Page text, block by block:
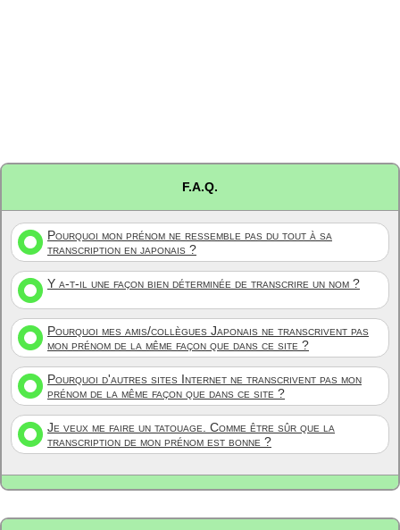
F.A.Q.
Pourquoi mon prénom ne ressemble pas du tout à sa
transcription en japonais ?
Y a-t-il une façon bien déterminée de transcrire un nom ?
Pourquoi mes amis/collègues Japonais ne transcrivent pas
mon prénom de la même façon que dans ce site ?
Pourquoi d'autres sites Internet ne transcrivent pas mon
prénom de la même façon que dans ce site ?
Je veux me faire un tatouage. Comme être sûr que la
transcription de mon prénom est bonne ?